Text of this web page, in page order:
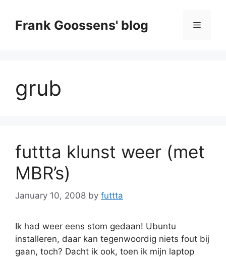
contentFrank Goossens' blog Menu
grub
futtta klunst weer (met
MBR’s)
January 10, 2008 by futtta
Ik had weer eens stom gedaan! Ubuntu
installeren, daar kan tegenwoordig niets fout bij
gaan, toch? Dacht ik ook, toen ik mijn laptop